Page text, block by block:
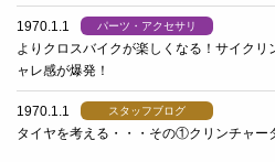
1970.1.1 パーツ・アクセサリ
よりクロスバイクが楽しくなる！サイク
ャレ感が爆発！
1970.1.1 スタッフブログ
タイヤを考える・・・その①クリンチャー